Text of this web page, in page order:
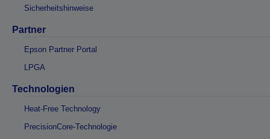
Sicherheitshinweise
Partner
Epson Partner Portal
LPGA
Technologien
Heat-Free Technology
PrecisionCore-Technologie